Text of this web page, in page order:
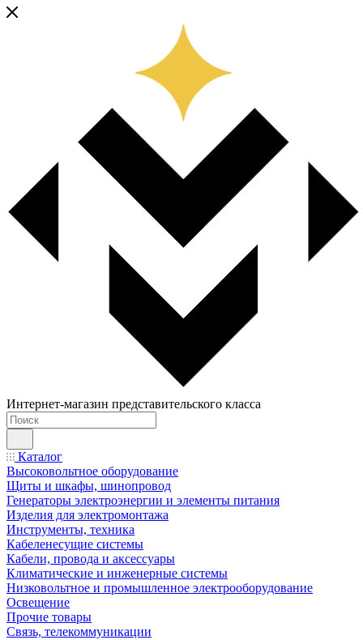
Интернет-магазин представительского класса
Каталог
Высоковольтное оборудование
Щиты и шкафы, шинопровод
Генераторы электроэнергии и элементы питания
Изделия для электромонтажа
Инструменты, техника
Кабеленесущие системы
Кабели, провода и аксессуары
Климатические и инженерные системы
Низковольтное и промышленное электрооборудование
Освещение
Прочие товары
Связь, телекоммуникации